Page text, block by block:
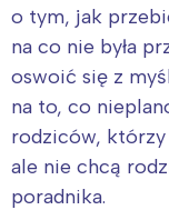
o tym, jak
na co nie była
oswoić się z
na to, co
rodziców, którzy
ale nie chcą
poradnika.